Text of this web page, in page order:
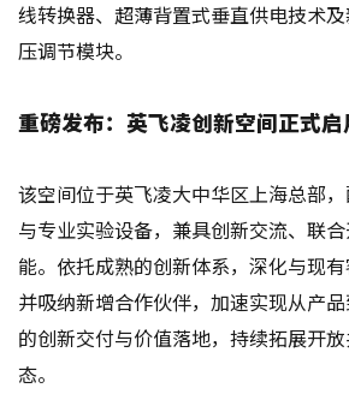
线转换器、超薄背置式垂直供电技术
压调节模块。
重磅发布：英飞凌创新空间正式启
该空间位于英飞凌大中华区上海总部
与专业实验设备，兼具创新交流、联
能。依托成熟的创新体系，深化与现
并吸纳新增合作伙伴，加速实现从产品
的创新交付与价值落地，持续拓展开
态。